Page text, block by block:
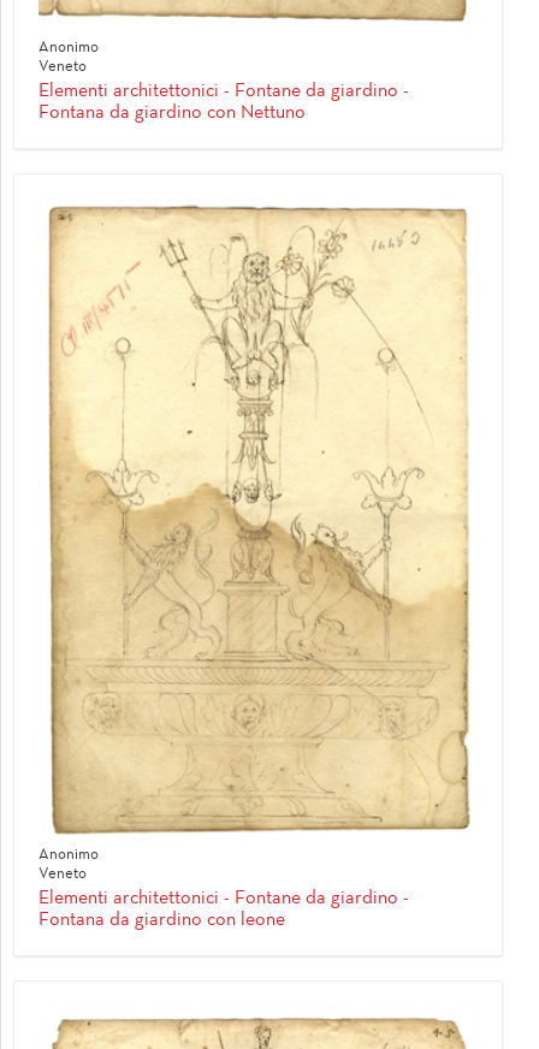
Anonimo
Veneto
Elementi architettonici - Fontane da giardino -
Fontana da giardino con Nettuno
Anonimo
Veneto
Elementi architettonici - Fontane da giardino -
Fontana da giardino con leone